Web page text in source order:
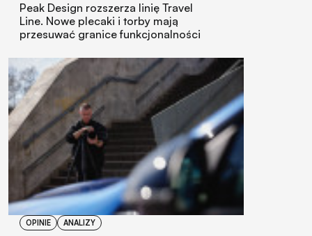
Peak Design rozszerza linię Travel
Line. Nowe plecaki i torby mają
przesuwać granice funkcjonalności
OPINIE ANALIZY